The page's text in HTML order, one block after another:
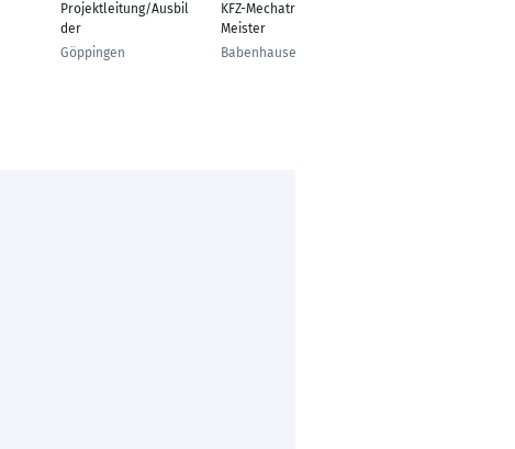
Projektleitung/Ausbil
der
Göppingen
KFZ-Mechatroniker
Meister
Babenhausen